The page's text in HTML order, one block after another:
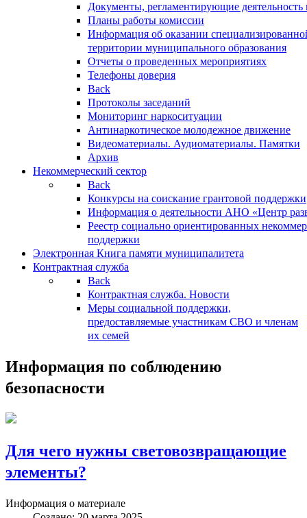
Документы, регламентирующие деятельность
Планы работы комиссии
Информация об оказании
территории муниципального образования
Отчеты о проведенных мероприятиях
Телефоны доверия
Back
Протоколы заседаний
Мониторинг наркоситуации
Антинаркотическое молодежное движение
Видеоматериалы. Аудиоматериалы. Памятки
Архив
Некоммерческий сектор
Back
Конкурсы на соискание грантовой поддержки
Информация о деятельности АНО «Центр
Реестр социально ориентированных
поддержки
Электронная Книга памяти муниципалитета
Контрактная служба
Back
Контрактная служба. Новости
Меры социальной поддержки,
предоставляемые участникам СВО и членам
их семей
Информация по соблюдению
безопасности
Для чего нужны световозвращающие
элементы?
Информация о материале